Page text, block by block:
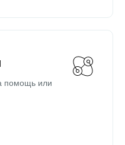
помощь или